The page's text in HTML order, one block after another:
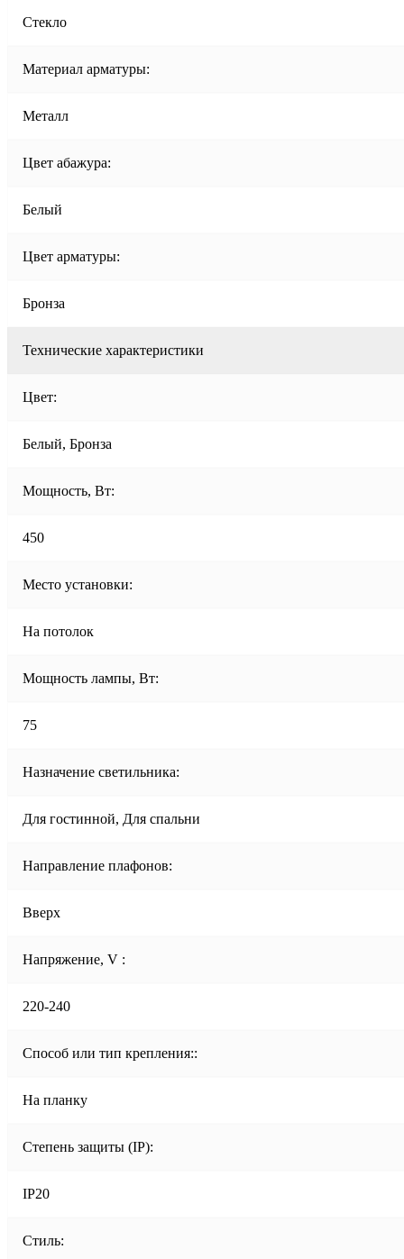
Стекло
Материал арматуры:
Металл
Цвет абажура:
Белый
Цвет арматуры:
Бронза
Технические характеристики
Цвет:
Белый, Бронза
Мощность, Вт:
450
Место установки:
На потолок
Мощность лампы, Вт:
75
Назначение светильника:
Для гостинной, Для спальни
Направление плафонов:
Вверх
Напряжение, V :
220-240
Способ или тип крепления::
На планку
Степень защиты (IP):
IP20
Стиль: